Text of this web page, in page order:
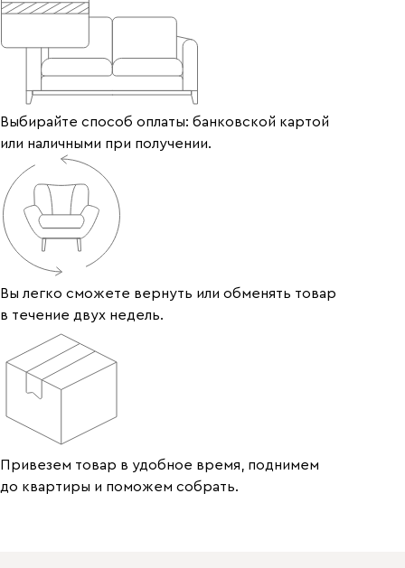
Выбирайте способ оплаты: банковской картой
или наличными при получении.
Вы легко сможете вернуть или обменять товар
в течение двух недель.
Привезем товар в удобное время, поднимем
до квартиры и поможем собрать.